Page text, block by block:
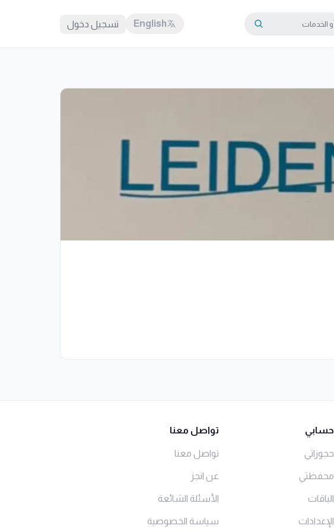
English تسجيل دخول
حسابي
حجوزاتي
محفظتي
الباقات
الإعدادات
تواصل معنا
تواصل معنا
عن انجز
الأسئلة الشائعة
سياسة الخصوصية